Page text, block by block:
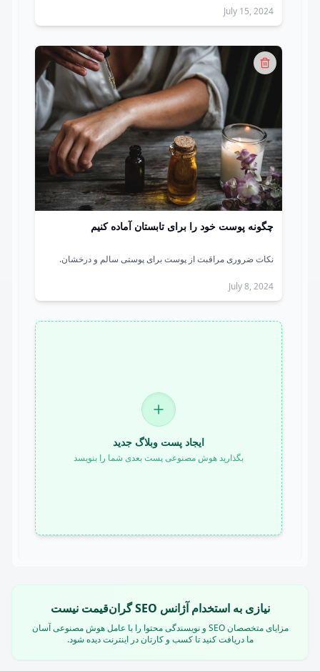
July 15, 2024
چگونه پوست خود را برای تابستان آماده کنیم
نکات ضروری مراقبت از پوست برای پوستی سالم و درخشان.
July 8, 2024
ایجاد پست وبلاگ جدید
بگذارید هوش مصنوعی پست بعدی شما را بنویسد
نیازی به استخدام آژانس SEO گران‌قیمت نیست
مزایای متخصصان SEO و نویسندگی محتوا را با عامل هوش مصنوعی آسان
ما دریافت کنید تا کسب و کارتان در اینترنت دیده شود.